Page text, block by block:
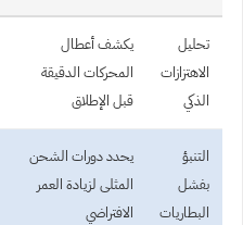
تحليل
الاهتزازات
الذكي
يكشف أعطال
المحركات الدقيقة
قبل الإطلاق
التنبؤ
بفشل
البطاريات
يحدد دورات الشحن
المثلى لزيادة العمر
الافتراضي